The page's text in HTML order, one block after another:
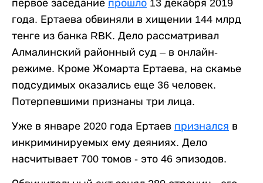
первое заседание прошло 13 декабря 2019
года. Ертаева обвиняли в хищении 144 млрд
тенге из банка RBK. Дело рассматривал
Алмалинский районный суд – в онлайн-
режиме. Кроме Жомарта Ертаева, на скамье
подсудимых оказались еще 36 человек.
Потерпевшими признаны три лица.
Уже в январе 2020 года Ертаев признался в
инкриминируемых ему деяниях. Дело
насчитывает 700 томов - это 46 эпизодов.